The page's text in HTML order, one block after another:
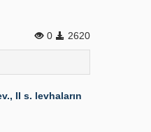
0 2620
II s. levhaların